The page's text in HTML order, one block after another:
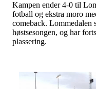
Kampen ender 4-0 til
fotball og ekstra moro
comeback. Lommedalen
høstsesongen, og har
plassering.